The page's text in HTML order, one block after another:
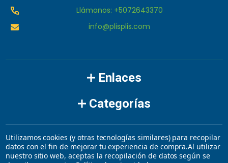
Llámanos: +5072643370
info@plisplis.com
Enlaces
Categorías
Marcas
Utilizamos cookies (y otras tecnologías similares) para recopilar
datos con el fin de mejorar tu experiencia de compra.Al utilizar
nuestro sitio web, aceptas la recopilación de datos según se